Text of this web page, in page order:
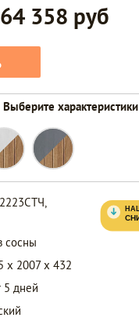
64 358 руб
Выберите характеристики
72223СТЧ
76223СТЧ
сосны
x 2007 x 432
5 дней